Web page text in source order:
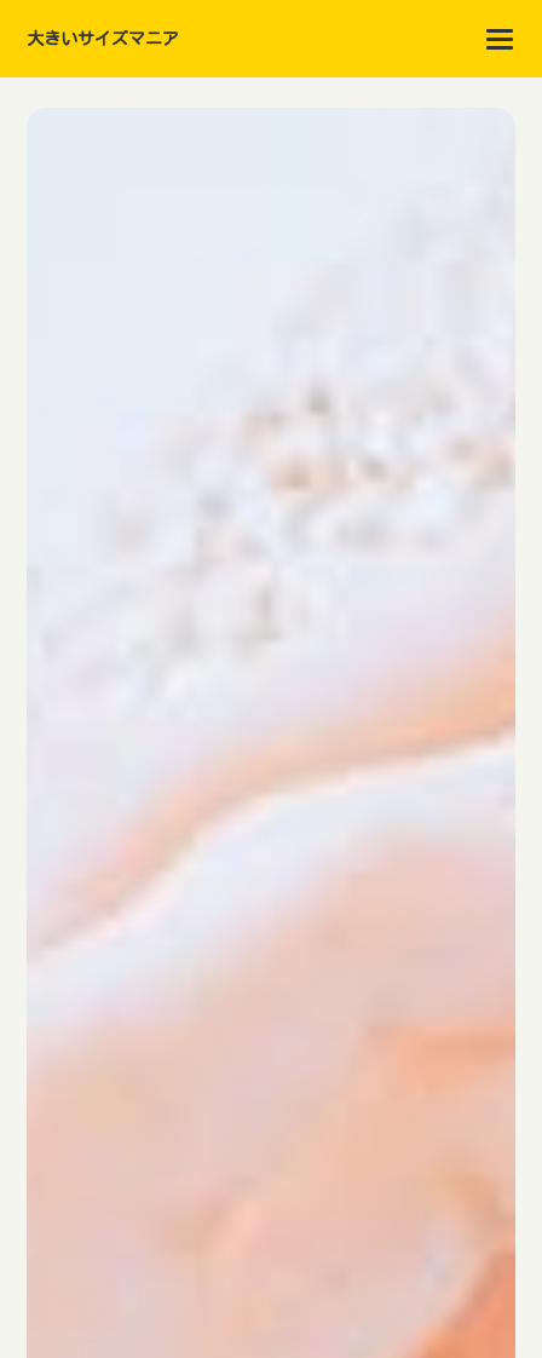
大きいサイズマニア